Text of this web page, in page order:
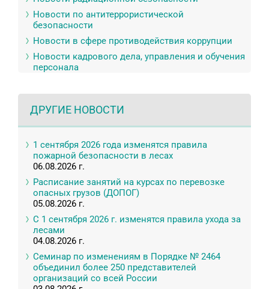
Новости по антитеррористической
безопасности
Новости в сфере противодействия коррупции
Новости кадрового дела, управления и обучения
персонала
ДРУГИЕ НОВОСТИ
1 сентября 2026 года изменятся правила
пожарной безопасности в лесах
06.08.2026 г.
Расписание занятий на курсах по перевозке
опасных грузов (ДОПОГ)
05.08.2026 г.
С 1 сентября 2026 г. изменятся правила ухода за
лесами
04.08.2026 г.
Семинар по изменениям в Порядке № 2464
объединил более 250 представителей
организаций со всей России